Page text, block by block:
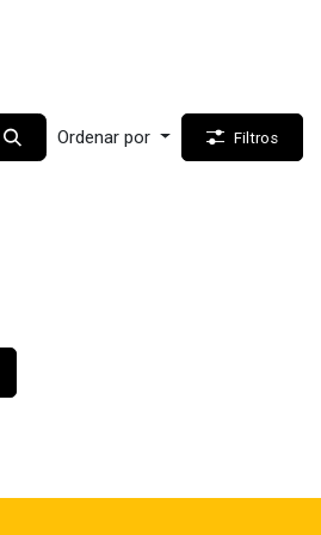
Ordenar por Filtros